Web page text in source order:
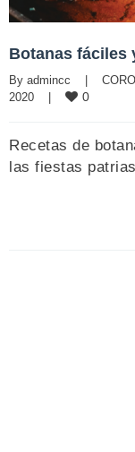
Botanas fáciles
By admincc |
2020 | 0
Recetas de
las fiestas